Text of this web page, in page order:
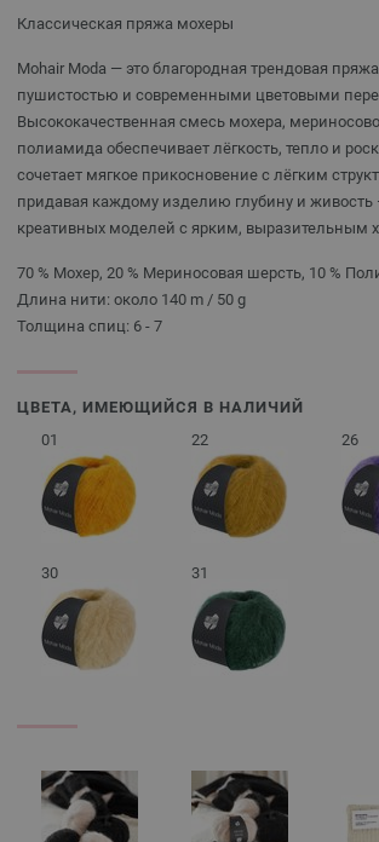
Классическая пряжа мохеры
Mohair Moda — это благородная трендовая
пушистостью и современными цветовыми
Высококачественная смесь мохера,
полиамида обеспечивает лёгкость, тепло и
сочетает мягкое прикосновение с лёгким
придавая каждому изделию глубину и
креативных моделей с ярким, выразительным
70 % Мохер, 20 % Мериносовая шерсть, 10 %
Длина нити: около 140 m / 50 g
Толщина спиц: 6 - 7
ЦВЕТА, ИМЕЮЩИЙСЯ В НАЛИЧИЙ
01
22 26
30 31